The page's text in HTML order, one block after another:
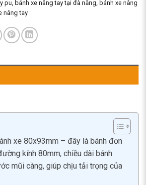
pu bánh xe nâng tay tại đà nẵng bánh xe nâng
nâng tay
xe 80x93mm – đây là bánh đơn
kính 80mm, chiều dài bánh
mũi càng, giúp chịu tải trọng của